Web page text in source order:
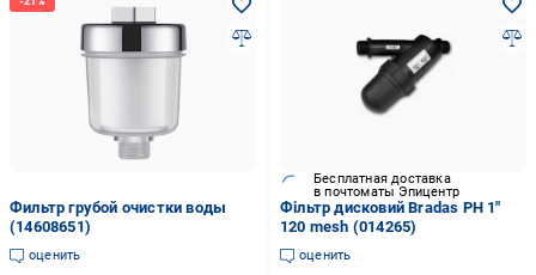
Фильтр грубой очистки воды
(14608651)
оценить
Бесплатная доставка
в почтоматы Эпицентр
Фільтр дисковий Bradas PH 1"
120 mesh (014265)
оценить